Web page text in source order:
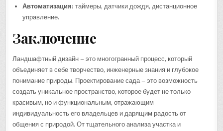
Автоматизация: таймеры, датчики дождя, дистанционное
управление.
Заключение
Ландшафтный дизайн – это многогранный процесс, который
объединяет в себе творчество, инженерные знания и глубокое
понимание природы. Проектирование сада – это возможность
создать уникальное пространство, которое будет не только
красивым, но и функциональным, отражающим
индивидуальность его владельцев и дарящим радость от
общения с природой. От тщательного анализа участка и